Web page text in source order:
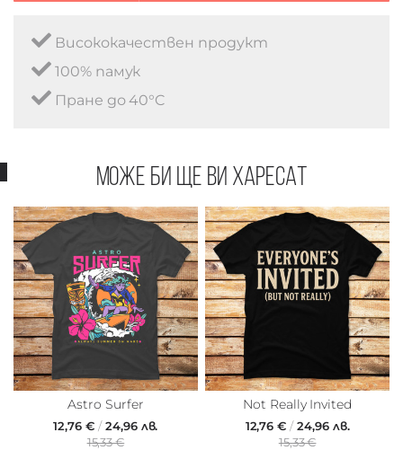
Висококачествен продукт
100% памук
Пране до 40°C
Може би ще ви харесат
Astro Surfer
12,76 € /24,96 лв.
15,33 €
Not Really Invited
12,76 €/24,96 лв.
15,33 €